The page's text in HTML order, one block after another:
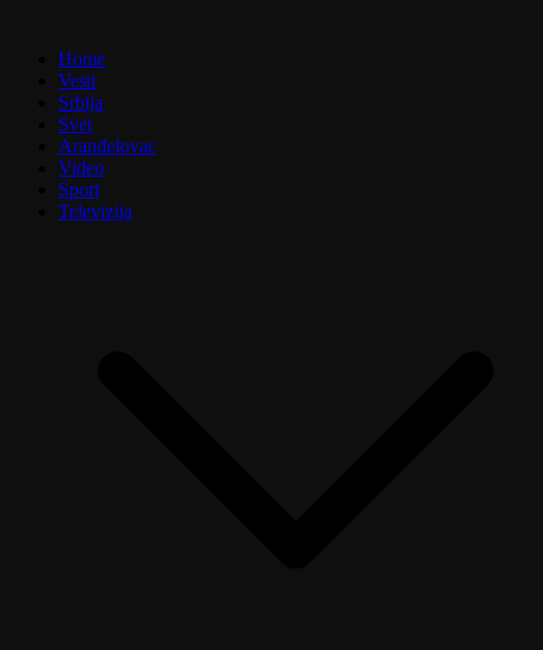
Home
Vesti
Srbija
Svet
Aranđelovac
Video
Sport
Televizija